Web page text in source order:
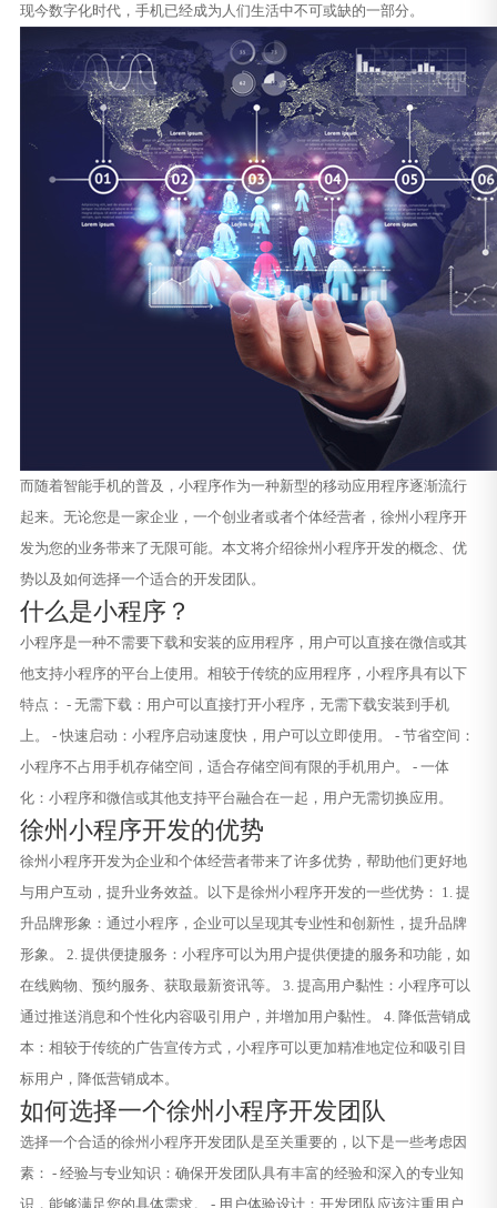
现今数字化时代，手机已经成为人们生活中不可或缺的一部分。
而随着智能手机的普及，小程序作为一种新型的移动应用程序逐渐流行
起来。无论您是一家企业，一个创业者或者个体经营者，徐州小程序开
发为您的业务带来了无限可能。本文将介绍徐州小程序开发的概念、优
势以及如何选择一个适合的开发团队。
什么是小程序？
小程序是一种不需要下载和安装的应用程序，用户可以直接在微信或其
他支持小程序的平台上使用。相较于传统的应用程序，小程序具有以下
特点： - 无需下载：用户可以直接打开小程序，无需下载安装到手机
上。 - 快速启动：小程序启动速度快，用户可以立即使用。 - 节省空间：
小程序不占用手机存储空间，适合存储空间有限的手机用户。 - 一体
化：小程序和微信或其他支持平台融合在一起，用户无需切换应用。
徐州小程序开发的优势
徐州小程序开发为企业和个体经营者带来了许多优势，帮助他们更好地
与用户互动，提升业务效益。以下是徐州小程序开发的一些优势： 1. 提
升品牌形象：通过小程序，企业可以呈现其专业性和创新性，提升品牌
形象。 2. 提供便捷服务：小程序可以为用户提供便捷的服务和功能，如
在线购物、预约服务、获取最新资讯等。 3. 提高用户黏性：小程序可以
通过推送消息和个性化内容吸引用户，并增加用户黏性。 4. 降低营销成
本：相较于传统的广告宣传方式，小程序可以更加精准地定位和吸引目
标用户，降低营销成本。
如何选择一个徐州小程序开发团队
选择一个合适的徐州小程序开发团队是至关重要的，以下是一些考虑因
素： - 经验与专业知识：确保开发团队具有丰富的经验和深入的专业知
识，能够满足您的具体需求。 - 用户体验设计：开发团队应该注重用户